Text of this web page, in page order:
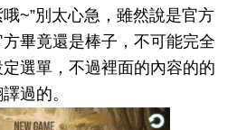
~”別太心急，雖然說是官方
畢竟還是棒子，不可能完全
選單，不過裡面的內容的的
過的。